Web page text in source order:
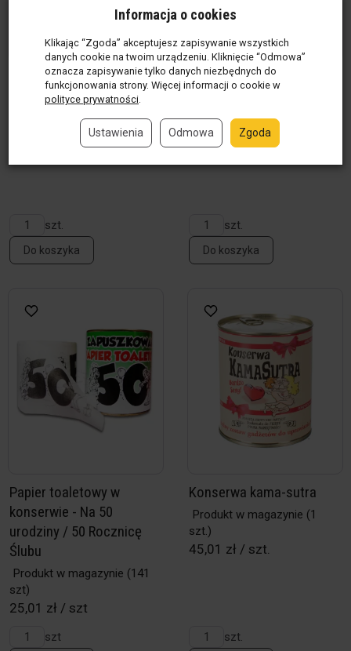
Konserwa - Super
Chłopaka
Produkt w magazynie(6
szt.
Do koszyka
Konserwa Super Taty
szt.)
49,00 zł / szt.
szt.
Do koszyka
Papier toaletowy w
konserwie - Na 50
urodziny / 50 Rocznicę
Ślubu
Produkt w magazynie (141
szt)
25,01 zł / szt
szt
Konserwa kama-sutra
Produkt w magazynie (1
szt.)
45,01 zł / szt.
szt.
Informacja o cookies
Klikając “Zgoda” akceptujesz zapisywanie wszystkich
danych cookie na twoim urządzeniu. Kliknięcie “Odmowa”
oznacza zapisywanie tylko danych niezbędnych do
funkcjonowania strony. Więcej informacji o cookie w
polityce prywatności.
Ustawienia Odmowa Zgoda